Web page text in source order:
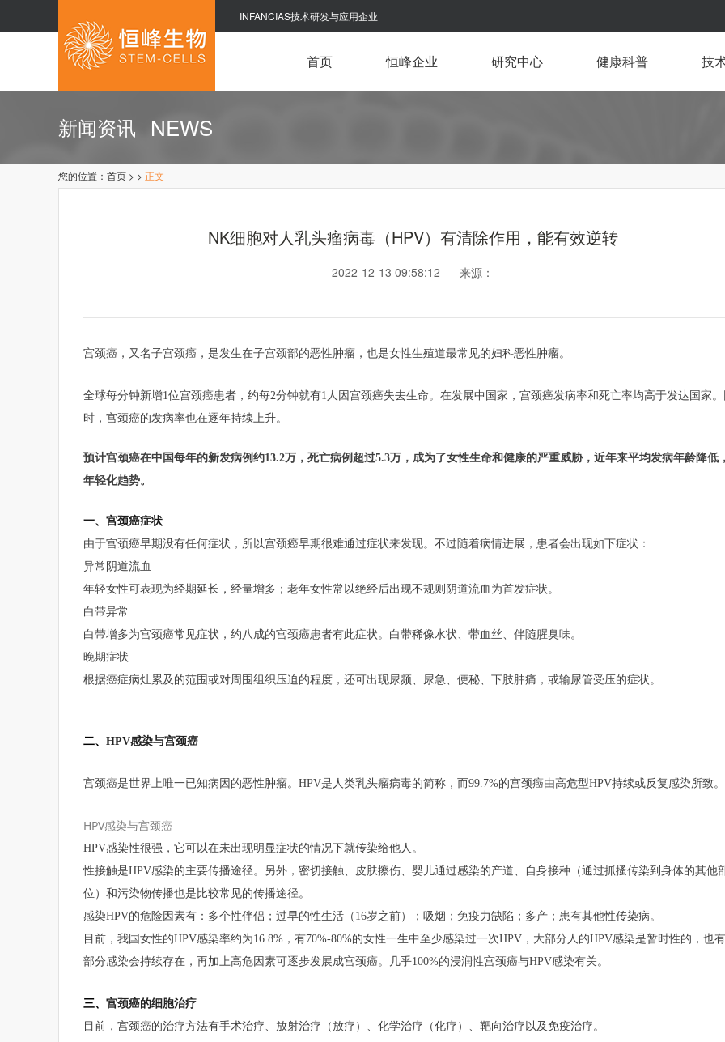
INFANCIAS技术研发与应用企业
首页 恒峰企业 研究中心 健康科普 技
新闻资讯 NEWS
您的位置： 首页 > > 正文
NK细胞对人乳头瘤病毒（HPV）有清除作用，能有效逆转
2022-12-13 09:58:12 来源：
宫颈癌，又名子宫颈癌，是发生在子宫颈部的恶性肿瘤，也是女性生殖道最常见的妇科恶性肿瘤。
全球每分钟新增1位宫颈癌患者，约每2分钟就有1人因宫颈癌失去生命。在发展中国家，宫颈癌发病率和死亡率均高于发达国家。
时，宫颈癌的发病率也在逐年持续上升。
预计宫颈癌在中国每年的新发病例约13.2万，死亡病例超过5.3万，成为了女性生命和健康的严重威胁，近年来平均发病年龄降低
年轻化趋势。
一、 宫颈癌症状
由于宫颈癌早期没有任何症状，所以宫颈癌早期很难通过症状来发现。不过随着病情进展，患者会出现如下症状：
异常阴道流血
年轻女性可表现为经期延长，经量增多；老年女性常以绝经后出现不规则阴道流血为首发症状。
白带异常
白带增多为宫颈癌常见症状，约八成的宫颈癌患者有此症状。白带稀像水状、带血丝、伴随腥臭味。
晚期症状
根据癌症病灶累及的范围或对周围组织压迫的程度，还可出现尿频、尿急、便秘、下肢肿痛，或输尿管受压的症状。
二、 HPV感染与宫颈癌
宫颈癌是世界上唯一已知病因的恶性肿瘤。HPV是人类乳头瘤病毒的简称，而99.7%的宫颈癌由高危型HPV持续或反复感染所致。
HPV感染与宫颈癌
HPV感染性很强，它可以在未出现明显症状的情况下就传染给他人。
性接触是HPV感染的主要传播途径。另外，密切接触、皮肤擦伤、婴儿通过感染的产道、自身接种（通过抓搔传染到身体的其他
位）和污染物传播也是比较常见的传播途径。
感染HPV的危险因素有： 多个性伴侣； 过早的性生活（16岁之前）； 吸烟； 免疫力缺陷； 多产； 患有其他性传染病。
目前，我国女性的HPV感染率约为16.8%，有70%-80%的女性一生中至少感染过一次HPV，大部分人的HPV感染是暂时性的，也
部分感染会持续存在，再加上高危因素可逐步发展成宫颈癌。
几乎100%的浸润性宫颈癌与HPV感染有关。
三、 宫颈癌的细胞治疗
目前，宫颈癌的治疗方法有手术治疗、放射治疗（放疗）、化学治疗（化疗）、靶向治疗以及免疫治疗。